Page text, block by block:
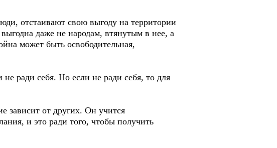
отстаивают свою выгоду на территории
даже не народам, втянутым в нее, а
может быть освободительная,
ради себя. Но если не ради себя, то для
зависит от других. Он учится
и это ради того, чтобы получить